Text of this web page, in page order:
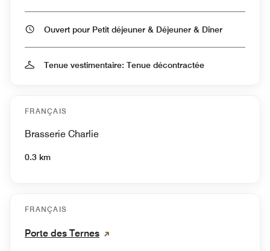
Ouvert pour Petit déjeuner & Déjeuner & Dîner
Tenue vestimentaire: Tenue décontractée
FRANÇAIS
Brasserie Charlie
0.3 km
FRANÇAIS
Porte des Ternes